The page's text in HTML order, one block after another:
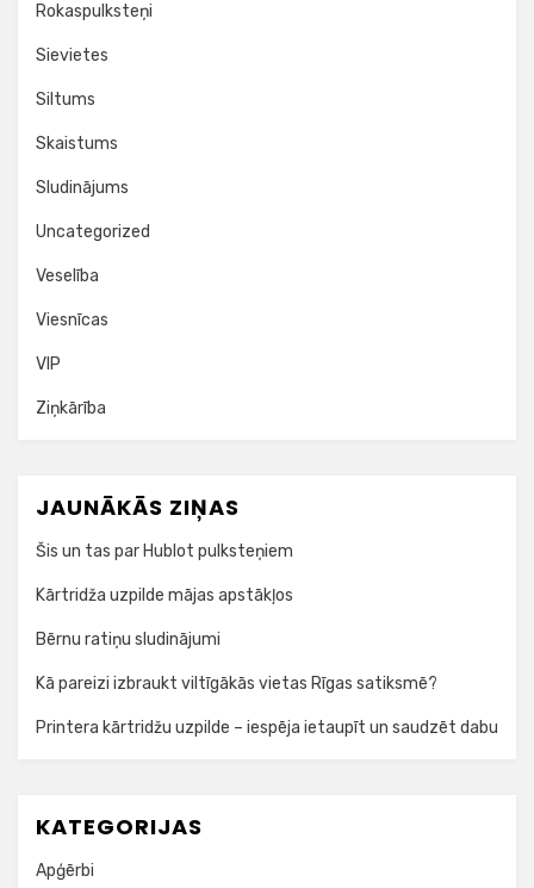
Rokaspulksteņi
Sievietes
Siltums
Skaistums
Sludinājums
Uncategorized
Veselība
Viesnīcas
VIP
Ziņkārība
JAUNĀKĀS ZIŅAS
Šis un tas par Hublot pulksteņiem
Kārtridža uzpilde mājas apstākļos
Bērnu ratiņu sludinājumi
Kā pareizi izbraukt viltīgākās vietas Rīgas satiksmē?
Printera kārtridžu uzpilde – iespēja ietaupīt un saudzēt dabu
KATEGORIJAS
Apģērbi